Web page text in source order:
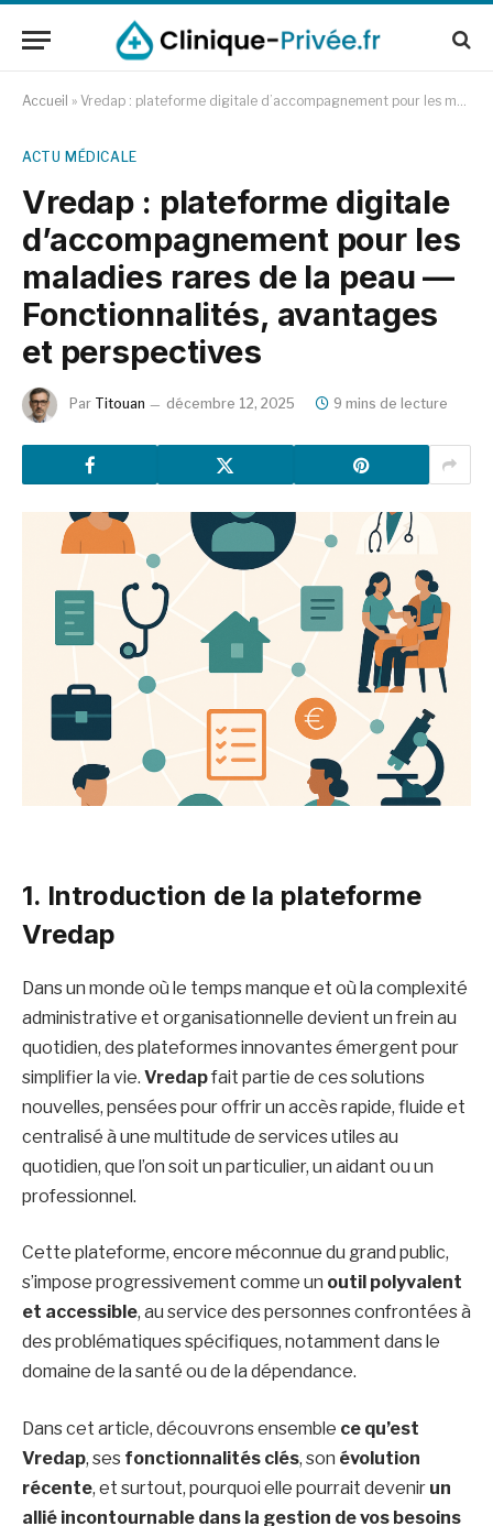
Accueil » Vredap : plateforme digitale d’accompagnement pour les maladies rares de la peau — Fonctionnalités, avantages et perspectives
ACTU MÉDICALE
Vredap : plateforme digitale
d’accompagnement pour les
maladies rares de la peau —
Fonctionnalités, avantages
et perspectives
Par Titouan décembre 12, 2025 9 mins de lecture
1. Introduction de la plateforme
Vredap
Dans un monde où le temps manque et où la complexité
administrative et organisationnelle devient un frein au
quotidien, des plateformes innovantes émergent pour
simplifier la vie. Vredapfait partie de ces solutions
nouvelles, pensées pour offrir un accès rapide, fluide et
centralisé à une multitude de services utiles au
quotidien, que l’on soit un particulier, un aidant ou un
professionnel.
Cette plateforme, encore méconnue du grand public,
s’impose progressivement comme un outil polyvalent
et accessible, au service des personnes confrontées à
des problématiques spécifiques, notamment dans le
domaine de la santé ou de la dépendance.
Dans cet article, découvrons ensemble ce qu’est
Vredap, ses fonctionnalités clés, son évolution
récente, et surtout, pourquoi elle pourrait devenir un
allié incontournable dans la gestion de vos besoins